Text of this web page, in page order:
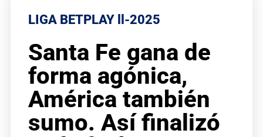
LIGA BETPLAY ll-2025
Santa Fe gana de
forma agónica,
América también
sumo. Así finalizó